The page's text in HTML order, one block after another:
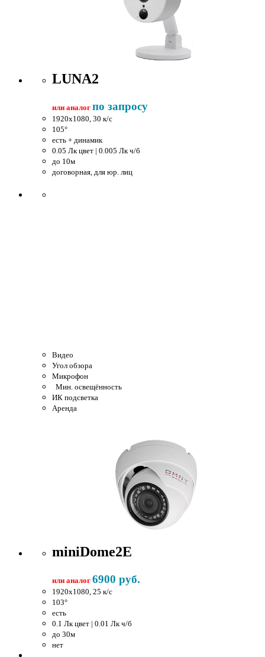
LUNA2
или аналог по запросу
1920x1080, 30 к/c
105°
есть + динамик
0.05 Лк цвет | 0.005 Лк ч/б
до 10м
договорная, для юр. лиц
Видео
Угол обзора
Микрофон
Мин. освещённость
ИК подсветка
Аренда
miniDome2E
или аналог 6900 руб.
1920x1080, 25 к/c
103°
есть
0.1 Лк цвет | 0.01 Лк ч/б
до 30м
нет